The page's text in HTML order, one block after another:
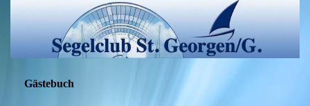
Gästebuch